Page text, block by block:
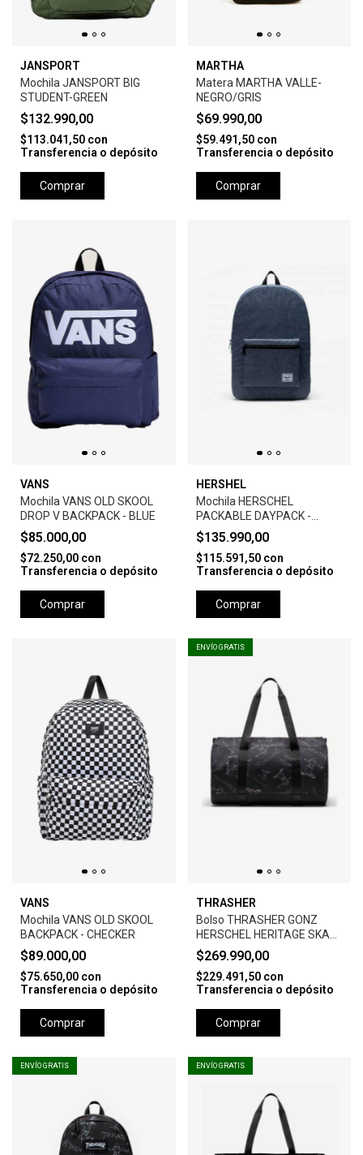
JANSPORT
Mochila JANSPORT BIG
STUDENT-GREEN
$132.990,00
$113.041,50 con
Transferencia o depósito
Comprar
MARTHA
Matera MARTHA VALLE-
NEGRO/GRIS
$69.990,00
$59.491,50 con
Transferencia o depósito
Comprar
VANS
Mochila VANS OLD SKOOL
DROP V BACKPACK - BLUE
$85.000,00
$72.250,00 con
Transferencia o depósito
Comprar
HERSHEL
Mochila HERSCHEL
PACKABLE DAYPACK -
RAVEN CROSSHATCH
$135.990,00
$115.591,50 con
Transferencia o depósito
Comprar
VANS
Mochila VANS OLD SKOOL
BACKPACK - CHECKER
$89.000,00
$75.650,00 con
Transferencia o depósito
Comprar
ENVÍO GRATIS
THRASHER
Bolso THRASHER GONZ
HERSCHEL HERITAGE SKATE
DUFFLE
$269.990,00
$229.491,50 con
Transferencia o depósito
Comprar
ENVÍO GRATIS ENVÍO GRATIS